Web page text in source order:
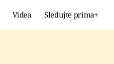
Videa Sledujte prima+